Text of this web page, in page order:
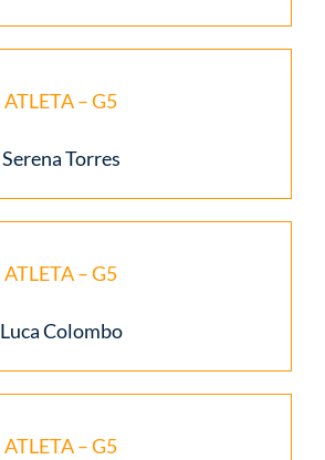
ATLETA – G5
Serena Torres
ATLETA – G5
Luca Colombo
ATLETA – G5